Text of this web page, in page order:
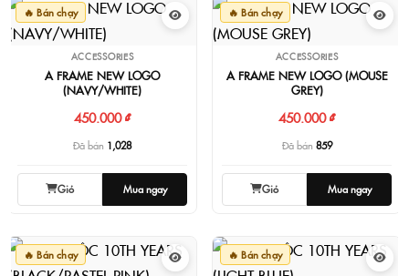
🔥 Bán chạy
ACCESSORIES
A FRAME NEW LOGO
(NAVY/WHITE)
450.000 ₫
Đã bán 1,028
Giỏ Mua ngay
🔥 Bán chạy
ACCESSORIES
A FRAME NEW LOGO (MOUSE
GREY)
450.000 ₫
Đã bán 859
Giỏ Mua ngay
🔥 Bán chạy 🔥 Bán chạy